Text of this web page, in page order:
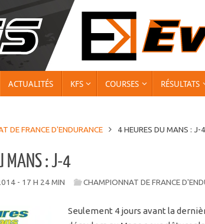
ACTUALITÉS KFS COURSES RÉSULTATS
DE FRANCE D'ENDURANCE 4 HEURES DU MANS : J-4
MANS : J-4
- 17 H 24 MIN CHAMPIONNAT DE FRANCE
Seulement 4 jours avant la